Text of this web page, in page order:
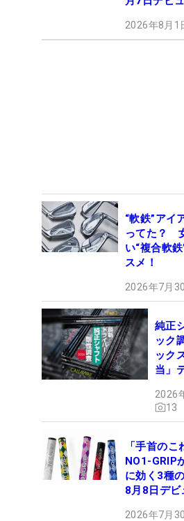
2026年8月1
“軟鉄”アイ
ってた？
い“複合軟
スメ！
2026年7月
純正
ック
ック
当」
2026
13
「手首のこ
NO1-GRIP
に効く3種
8月8日デビ
2026年7月